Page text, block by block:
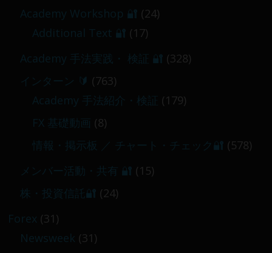
Academy Workshop 🔐 (24)
Additional Text 🔐 (17)
Academy 手法実践・ 検証 🔐 (328)
インターン 🔰 (763)
Academy 手法紹介・検証 (179)
FX 基礎動画 (8)
情報・掲示板 ／ チャート・チェック🔐 (578)
メンバー活動・共有 🔐 (15)
株・投資信託🔐 (24)
Forex (31)
Newsweek (31)